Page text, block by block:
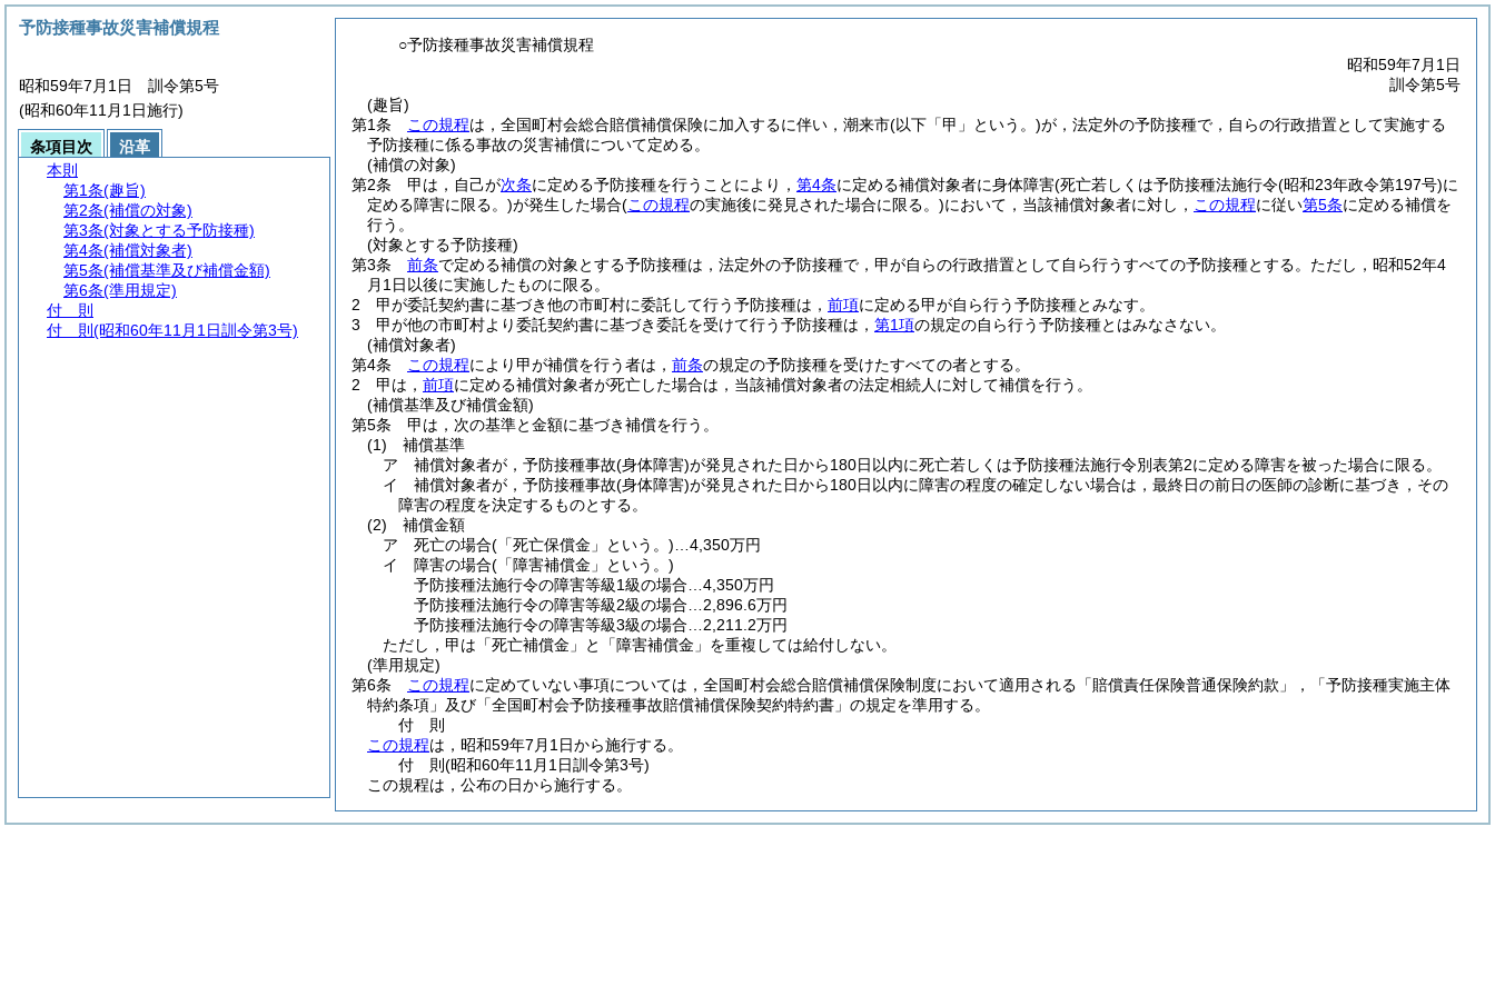
○予防接種事故災害補償規程
昭和59年7月1日
訓令第5号
(趣旨)
第1条
この規程は，全国町村会総合賠償補償保険に加入するに伴い，潮来市(以下「甲」という。)が，法定外の予防接種で，自らの行政措置として実施する
予防接種に係る事故の災害補償について定める。
(補償の対象)
第2条
甲は，自己が次条に定める予防接種を行うことにより， 第4条に定める補償対象者に身体障害(死亡若しくは予防接種法施行令(昭和23年政令第197号)に
定める障害に限る。)が発生した場合(この規程の実施後に発見された場合に限る。)において，当該補償対象者に対し， この規程に従い第5条に定める補償を
行う。
(対象とする予防接種)
第3条
前条で定める補償の対象とする予防接種は，法定外の予防接種で，甲が自らの行政措置として自ら行うすべての予防接種とする。 ただし，昭和52年4
月1日以後に実施したものに限る。
2
甲が委託契約書に基づき他の市町村に委託して行う予防接種は， 前項に定める甲が自ら行う予防接種とみなす。
3
甲が他の市町村より委託契約書に基づき委託を受けて行う予防接種は， 第1項の規定の自ら行う予防接種とはみなさない。
(補償対象者)
第4条
この規程により甲が補償を行う者は， 前条の規定の予防接種を受けたすべての者とする。
2
甲は， 前項に定める補償対象者が死亡した場合は，当該補償対象者の法定相続人に対して補償を行う。
(補償基準及び補償金額)
第5条
甲は，次の基準と金額に基づき補償を行う。
(1)
補償基準
ア
補償対象者が，予防接種事故(身体障害)が発見された日から180日以内に死亡若しくは予防接種法施行令別表第2に定める障害を被った場合に限る。
イ
補償対象者が，予防接種事故(身体障害)が発見された日から180日以内に障害の程度の確定しない場合は，最終日の前日の医師の診断に基づき，その
障害の程度を決定するものとする。
(2)
補償金額
ア
死亡の場合(「死亡保償金」という。) …4,350万円
イ
障害の場合(「障害補償金」という。)
予防接種法施行令の障害等級1級の場合…4,350万円
予防接種法施行令の障害等級2級の場合…2,896.6万円
予防接種法施行令の障害等級3級の場合…2,211.2万円
ただし，甲は「死亡補償金」と「障害補償金」を重複しては給付しない。
(準用規定)
第6条
この規程に定めていない事項については，全国町村会総合賠償補償保険制度において適用される「賠償責任保険普通保険約款」，「予防接種実施主体
特約条項」及び「全国町村会予防接種事故賠償補償保険契約特約書」の規定を準用する。
付 則
この規程は，昭和59年7月1日から施行する。
付 則(昭和60年11月1日訓令第3号)
この規程は，公布の日から施行する。
予防接種事故災害補償規程
昭和59年7月1日 訓令第5号
(昭和60年11月1日施行)
条項目次
沿革
本則
第1条(趣旨)
第2条(補償の対象)
第3条(対象とする予防接種)
第4条(補償対象者)
第5条(補償基準及び補償金額)
第6条(準用規定)
付 則
付 則 (昭和60年11月1日訓令第3号)